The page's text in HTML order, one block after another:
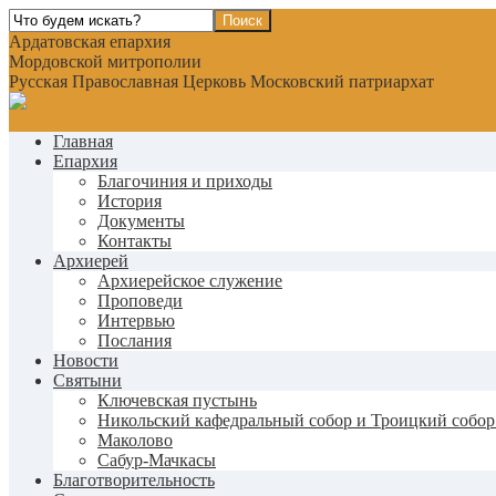
Ардатовская епархия
Мордовской митрополии
Русская Православная Церковь Московский патриархат
Главная
Епархия
Благочиния и приходы
История
Документы
Контакты
Архиерей
Архиерейское служение
Проповеди
Интервью
Послания
Новости
Святыни
Ключевская пустынь
Никольский кафедральный собор и Троицкий собор
Маколово
Сабур-Мачкасы
Благотворительность